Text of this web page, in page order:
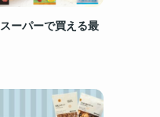
ーパーで買える最